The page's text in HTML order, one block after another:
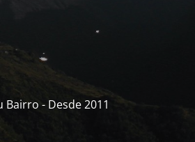
Bairro - Desde 2011